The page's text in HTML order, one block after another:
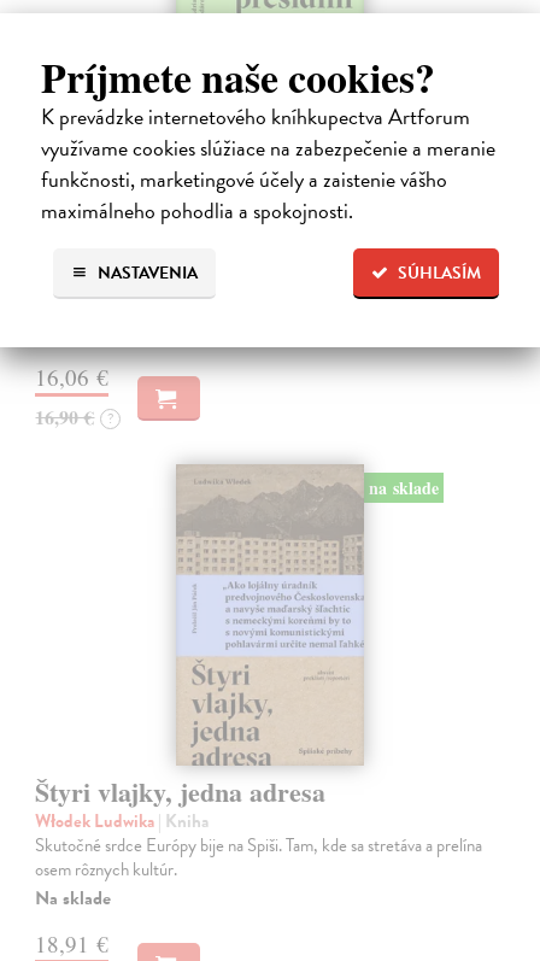
Príjmete naše cookies?
K prevádzke internetového kníhkupectva Artforum
využívame cookies slúžiace na zabezpečenie a meranie
funkčnosti, marketingové účely a zaistenie vášho
maximálneho pohodlia a spokojnosti.
SÚHLASÍM
NASTAVENIA
Páni nás sem presídlili
Labba Anna Ellin| Kniha
Chcete spoznať Škandináviu z trochu iného uhla? Zabudnite na fjordy
či polárnu žiaru, pátrajte po príbehoch ľudí a po jazvách, ktoré v
krajine zanechali dejiny.
16,06 €
16,90 € ?
na sklade
Štyri vlajky, jedna adresa
Włodek Ludwika| Kniha
Skutočné srdce Európy bije na Spiši. Tam, kde sa stretáva a prelína
osem rôznych kultúr.
Na sklade
18,91 €